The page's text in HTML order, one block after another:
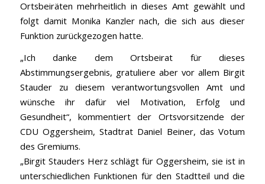
Ortsbeiräten mehrheitlich in dieses Amt gewählt und
folgt damit Monika Kanzler nach, die sich aus dieser
Funktion zurückgezogen hatte.
„Ich danke dem Ortsbeirat für dieses
Abstimmungsergebnis, gratuliere aber vor allem Birgit
Stauder zu diesem verantwortungsvollen Amt und
wünsche ihr dafür viel Motivation, Erfolg und
Gesundheit“, kommentiert der Ortsvorsitzende der
CDU Oggersheim, Stadtrat Daniel Beiner, das Votum
des Gremiums.
„Birgit Stauders Herz schlägt für Oggersheim, sie ist in
unterschiedlichen Funktionen für den Stadtteil und die